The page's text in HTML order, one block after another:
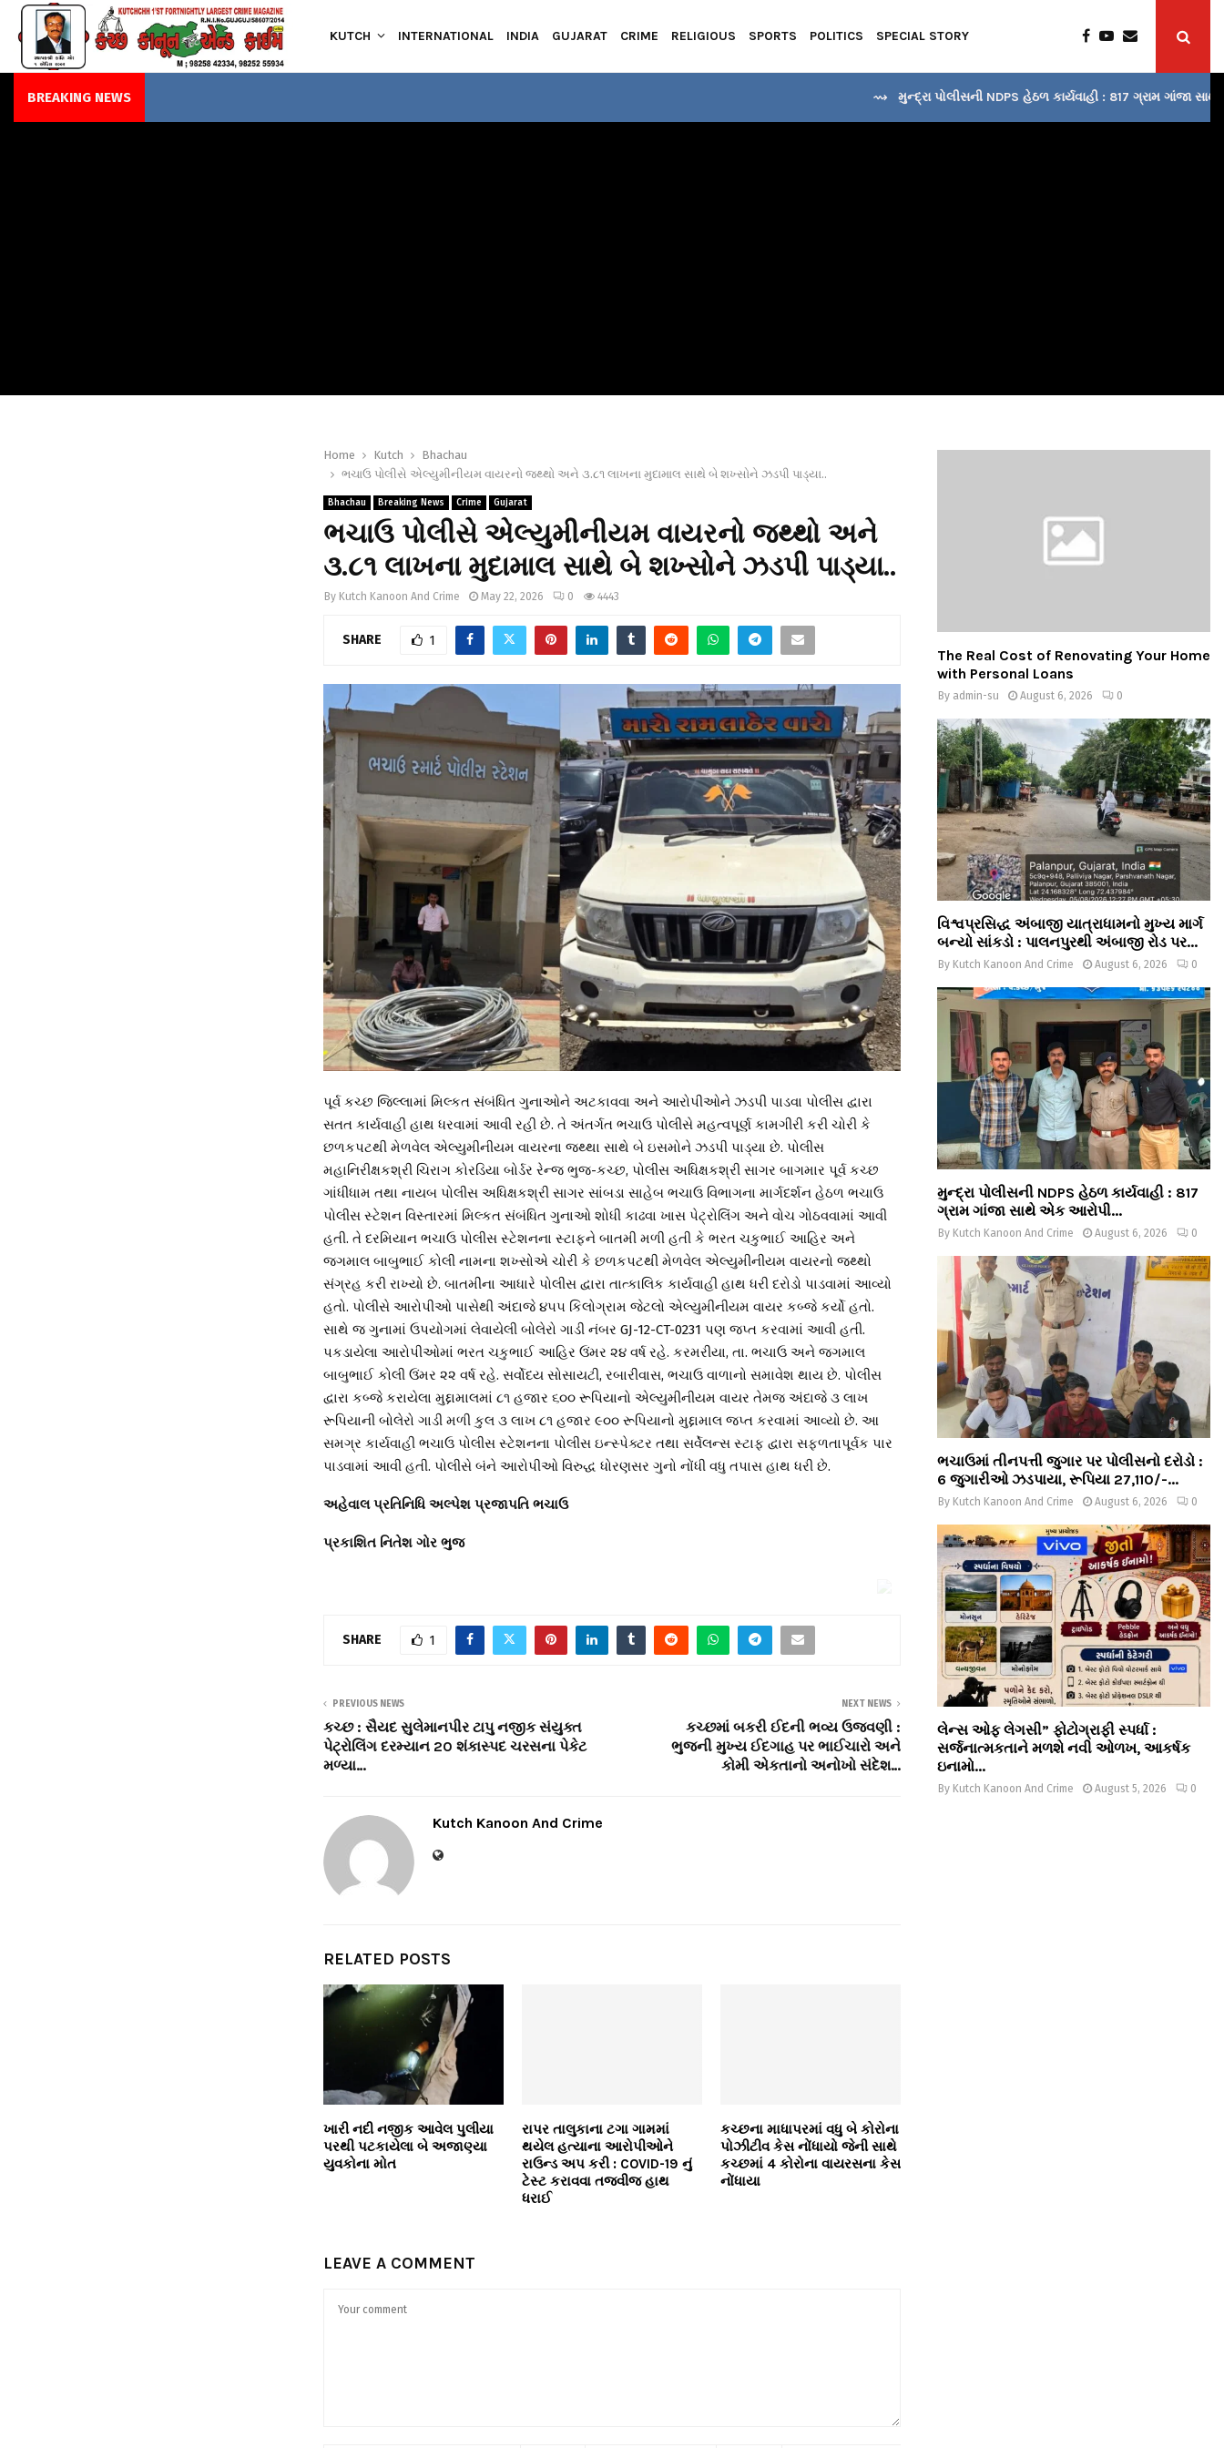
KUTCH INTERNATIONAL INDIA GUJARAT CRIME RELIGIOUS SPORTS POLITICS SPECIAL STORY
BREAKING NEWS ⇝ મુન્દ્રા પોલીસની NDPS હેઠળ કાર્યવાહી : 817 ગ્રામ ગાંજા સાથે… ⇝
Home Kutch
Bhachau
ભચાઉ પોલીસે એલ્યુમીનીયમ વાયરનો જથ્થો અને ૩.૮૧ લાખના મુદામાલ સાથે બે શખ્સોને ઝડપી પાડ્યા..
Bhachau Breaking News Crime Gujarat
ભચાઉ પોલીસે એલ્યુમીનીયમ વાયરનો જથ્થો અને
૩.૮૧ લાખના મુદામાલ સાથે બે શખ્સોને ઝડપી પાડ્યા..
By Kutch Kanoon And Crime May 22, 2026 0 4443
SHARE 1
પૂર્વ કચ્છ જિલ્લામાં મિલ્કત સંબંધિત ગુનાઓને અટકાવવા અને આરોપીઓને ઝડપી પાડવા પોલીસ દ્વારા
સતત કાર્યવાહી હાથ ધરવામાં આવી રહી છે. તે અંતર્ગત ભચાઉ પોલીસે મહત્વપૂર્ણ કામગીરી કરી ચોરી કે
છળકપટથી મેળવેલ એલ્યુમીનીયમ વાયરના જથ્થા સાથે બે ઇસમોને ઝડપી પાડ્યા છે. પોલીસ
મહાનિરીક્ષકશ્રી ચિરાગ કોરડિયા બોર્ડર રેન્જ ભુજ-કચ્છ, પોલીસ અધિક્ષકશ્રી સાગર બાગમાર પૂર્વ કચ્છ
ગાંધીધામ તથા નાયબ પોલીસ અધિક્ષકશ્રી સાગર સાંબડા સાહેબ ભચાઉ વિભાગના માર્ગદર્શન હેઠળ ભચાઉ
પોલીસ સ્ટેશન વિસ્તારમાં મિલ્કત સંબંધિત ગુનાઓ શોધી કાઢવા ખાસ પેટ્રોલિંગ અને વોચ ગોઠવવામાં આવી
હતી. તે દરમિયાન ભચાઉ પોલીસ સ્ટેશનના સ્ટાફને બાતમી મળી હતી કે ભરત ચકુભાઈ આહિર અને
જગમાલ બાબુભાઈ કોલી નામના શખ્સોએ ચોરી કે છળકપટથી મેળવેલ એલ્યુમીનીયમ વાયરનો જથ્થો
સંગ્રહ કરી રાખ્યો છે. બાતમીના આધારે પોલીસ દ્વારા તાત્કાલિક કાર્યવાહી હાથ ધરી દરોડો પાડવામાં આવ્યો
હતો. પોલીસે આરોપીઓ પાસેથી અંદાજે ૪૫૫ કિલોગ્રામ જેટલો એલ્યુમીનીયમ વાયર કબ્જે કર્યો હતો.
સાથે જ ગુનામાં ઉપયોગમાં લેવાયેલી બોલેરો ગાડી નંબર GJ-12-CT-0231 પણ જપ્ત કરવામાં આવી હતી.
પકડાયેલા આરોપીઓમાં ભરત ચકુભાઈ આહિર ઉંમર ૨૪ વર્ષ રહે. કરમરીયા, તા. ભચાઉ અને જગમાલ
બાબુભાઈ કોલી ઉંમર ૨૨ વર્ષ રહે. સર્વોદય સોસાયટી, રબારીવાસ, ભચાઉ વાળાનો સમાવેશ થાય છે. પોલીસ
દ્વારા કબ્જે કરાયેલા મુદ્દામાલમાં ૮૧ હજાર ૬૦૦ રૂપિયાનો એલ્યુમીનીયમ વાયર તેમજ અંદાજે ૩ લાખ
રૂપિયાની બોલેરો ગાડી મળી કુલ ૩ લાખ ૮૧ હજાર ૯૦૦ રૂપિયાનો મુદ્દામાલ જપ્ત કરવામાં આવ્યો છે. આ
સમગ્ર કાર્યવાહી ભચાઉ પોલીસ સ્ટેશનના પોલીસ ઇન્સ્પેક્ટર તથા સર્વેલન્સ સ્ટાફ દ્વારા સફળતાપૂર્વક પાર
પાડવામાં આવી હતી. પોલીસે બંને આરોપીઓ વિરુદ્ધ ધોરણસર ગુનો નોંધી વધુ તપાસ હાથ ધરી છે.
અહેવાલ પ્રતિનિધિ અલ્પેશ પ્રજાપતિ ભચાઉ
પ્રકાશિત નિતેશ ગોર ભુજ
SHARE 1
PREVIOUS NEWS
કચ્છ : સૈયદ સુલેમાનપીર ટાપુ નજીક સંયુક્ત
પેટ્રોલિંગ દરમ્યાન 20 શંકાસ્પદ ચરસના પેકેટ
મળ્યા…
NEXT NEWS
કચ્છમાં બકરી ઈદની ભવ્ય ઉજવણી :
ભુજની મુખ્ય ઈદગાહ પર ભાઈચારો અને
કોમી એકતાનો અનોખો સંદેશ…
Kutch Kanoon And Crime
RELATED POSTS
ખારી નદી નજીક આવેલ પુલીયા
પરથી પટકાયેલા બે અજાણ્યા
યુવકોના મોત
રાપર તાલુકાના ટગા ગામમાં
થયેલ હત્યાના આરોપીઓને
રાઉન્ડ અપ કરી : COVID-19 નું
ટેસ્ટ કરાવવા તજવીજ હાથ
ધરાઈ
કચ્છના માધાપરમાં વધુ બે કોરોના
પોઝીટીવ કેસ નોંધાયો જેની સાથે
કચ્છમાં 4 કોરોના વાયરસના કેસ
નોંધાયા
LEAVE A COMMENT
The Real Cost of Renovating Your Home
with Personal Loans
By admin-su August 6, 2026 0
વિશ્વપ્રસિદ્ધ અંબાજી યાત્રાધામનો મુખ્ય માર્ગ
બન્યો સાંકડો : પાલનપુરથી અંબાજી રોડ પર...
By Kutch Kanoon And Crime August 6, 2026 0
મુન્દ્રા પોલીસની NDPS હેઠળ કાર્યવાહી : 817
ગ્રામ ગાંજા સાથે એક આરોપી...
By Kutch Kanoon And Crime August 6, 2026 0
ભચાઉમાં તીનપત્તી જુગાર પર પોલીસનો દરોડો :
6 જુગારીઓ ઝડપાયા, રૂપિયા 27,110/-...
By Kutch Kanoon And Crime August 6, 2026 0
લેન્સ ઓફ લેગસી” ફોટોગ્રાફી સ્પર્ધા :
સર્જનાત્મકતાને મળશે નવી ઓળખ, આકર્ષક
ઇનામો...
By Kutch Kanoon And Crime August 5, 2026 0